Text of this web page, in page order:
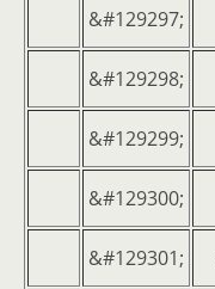
&#129297;
&#129298;
&#129299;
&#129300;
&#129301;